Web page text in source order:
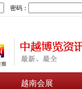
密码：
越南会展